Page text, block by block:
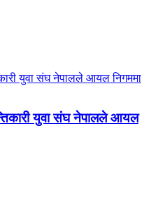
युवा संघ नेपालले आयल